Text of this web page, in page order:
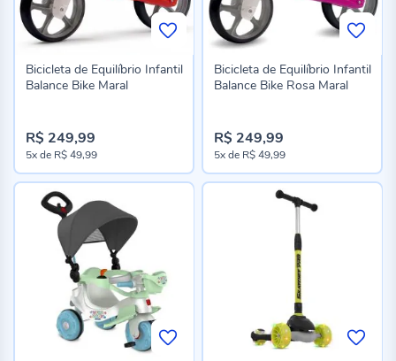
Bicicleta de Equilíbrio Infantil
Balance Bike Maral
R$ 249,99
5xde R$ 49,99
Bicicleta de Equilíbrio Infantil
Balance Bike Rosa Maral
R$ 249,99
5xde R$ 49,99